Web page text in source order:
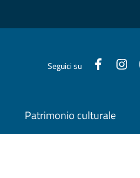
Seguici su
Patrimonio culturale